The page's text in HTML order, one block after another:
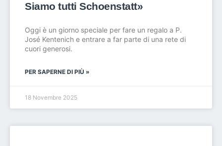
Siamo tutti Schoenstatt»
Oggi è un giorno speciale per fare un regalo a P.
José Kentenich e entrare a far parte di una rete di
cuori generosi.
PER SAPERNE DI PIÙ »
18 Novembre 2025